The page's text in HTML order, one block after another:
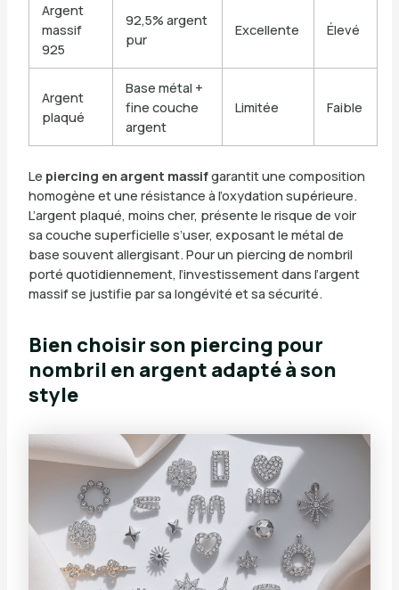
Argent
massif
925
92,5% argent
pur
Excellente Élevé
Argent
plaqué
Base métal +
fine couche
argent
Limitée Faible
Le piercing en argent massifgarantit une composition
homogène et une résistance à l’oxydation supérieure.
L’argent plaqué, moins cher, présente le risque de voir
sa couche superficielle s’user, exposant le métal de
base souvent allergisant. Pour un piercing de nombril
porté quotidiennement, l’investissement dans l’argent
massif se justifie par sa longévité et sa sécurité.
Bien choisir son piercing pour
nombril en argent adapté à son
style